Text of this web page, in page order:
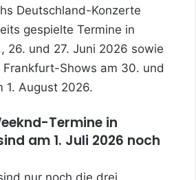
Deutschland-Konzerte
gespielte Termine in
26. und 27. Juni 2026 sowie
Shows am 30. und
1. August 2026.
Termine in
am 1. Juli 2026 noch
nur noch die drei